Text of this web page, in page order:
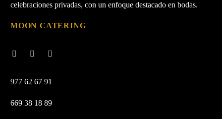
celebraciones privadas, con un enfoque destacado en bodas.
MOON CATERING
977 62 67 91
669 38 18 89